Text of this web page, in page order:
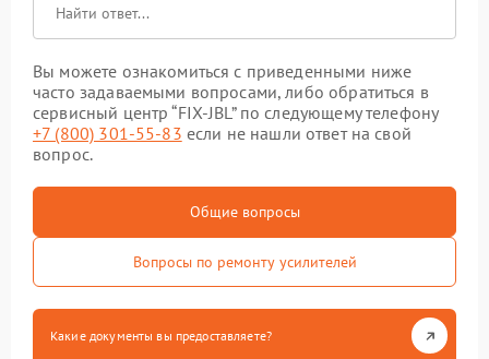
Вы можете ознакомиться с приведенными ниже
часто задаваемыми вопросами, либо обратиться в
сервисный центр “FIX-JBL” по следующему телефону
+7 (800) 301-55-83 если не нашли ответ на свой
вопрос.
Общие вопросы
Вопросы по ремонту усилителей
Какие документы вы предоставляете?